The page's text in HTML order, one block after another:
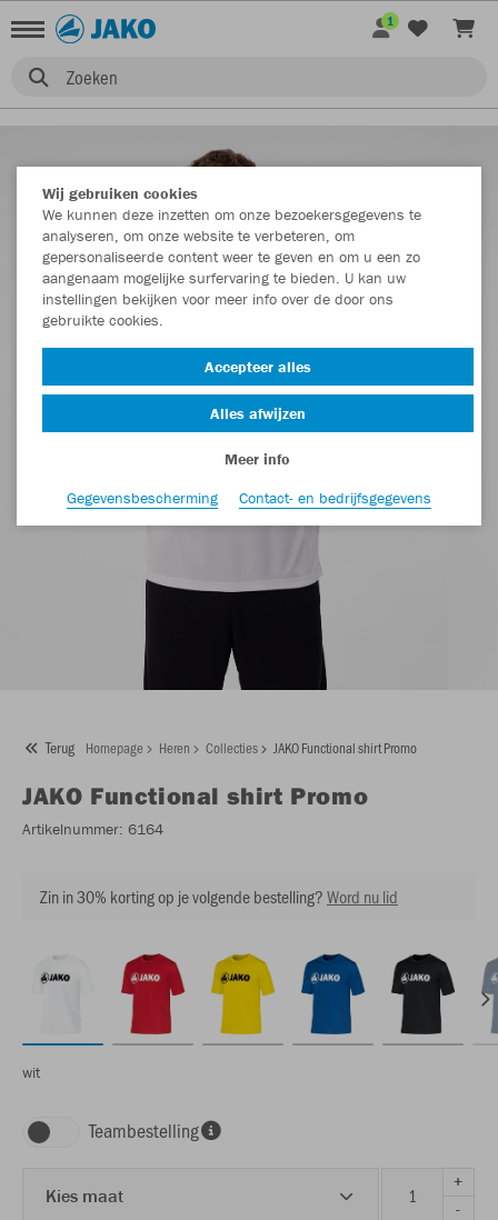
Zoeken
1
Terug Homepage Heren Collecties JAKO Functional shirt Promo
JAKO Functional shirt Promo
Artikelnummer: 6164
Zin in 30% korting op je volgende bestelling?Word nu lid
wit
Teambestelling
Kies maat
+
-
Wij gebruiken cookies
We kunnen deze inzetten om onze bezoekersgegevens te
analyseren, om onze website te verbeteren, om
gepersonaliseerde content weer te geven en om u een zo
aangenaam mogelijke surfervaring te bieden. U kan uw
instellingen bekijken voor meer info over de door ons
gebruikte cookies.
Accepteer alles
Alles afwijzen
Meer info
Gegevensbescherming
Contact- en bedrijfsgegevens